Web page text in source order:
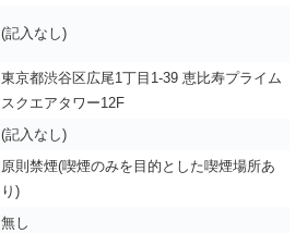
(記入なし)
東京都渋谷区広尾1丁目1-39 恵比寿プライム
スクエアタワー12F
(記入なし)
原則禁煙(喫煙のみを目的とした喫煙場所あ
り)
無し